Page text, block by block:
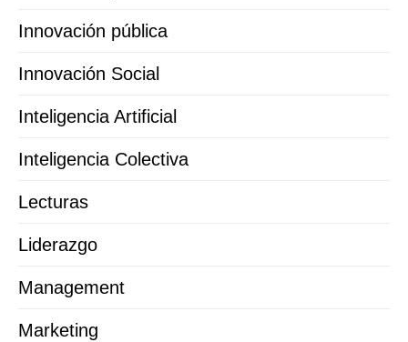
Innovación pública
Innovación Social
Inteligencia Artificial
Inteligencia Colectiva
Lecturas
Liderazgo
Management
Marketing